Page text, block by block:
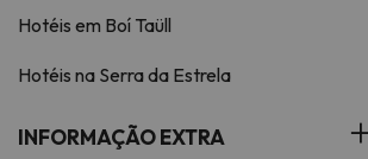
Hotéis em Boí Taüll
Hotéis na Serra da Estrela
INFORMAÇÃO EXTRA